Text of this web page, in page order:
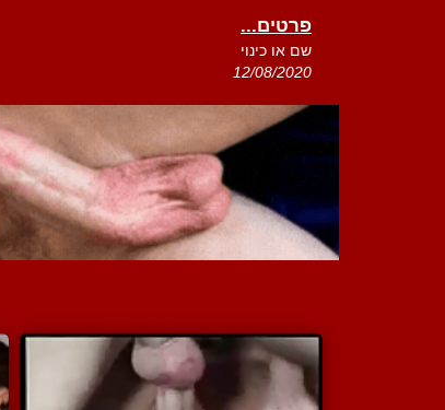
פרטים...
שם או כינוי
12/08/2020